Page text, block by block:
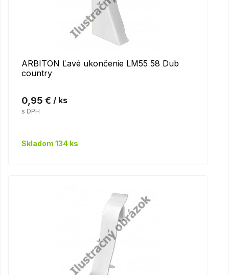
ARBITON Ľavé ukončenie LM55 58 Dub
country
0,95 € / ks
s DPH
Skladom 134 ks